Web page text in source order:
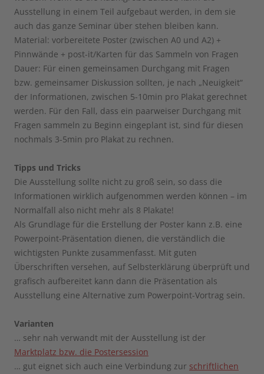
Ausstellung in einem Teil aufgebaut werden, in dem sie
auch das ganze Seminar über stehen bleiben kann.
Material: vorbereitete Poster (zwischen A0 und A2) +
Pinnwände + post-it/Karten für das Sammeln von Fragen
Dauer: Für einen gemeinsamen Durchgang mit Fragen
bzw. gemeinsamer Diskussion sollten, je nach „Neuigkeit“
der Informationen, zwischen 5-10min pro Plakat gerechnet
werden. Für den Fall, dass ein paarweiser Durchgang mit
Fragen sammeln zu Beginn eingeplant ist, sind für diesen
nochmals 3-5min pro Plakat zu rechnen.
Tipps und Tricks
Die Ausstellung sollte nicht zu groß sein, so dass die
Informationen wirklich aufgenommen werden können – im
Normalfall also nicht mehr als 8 Plakate!
Als Grundlage für die Erstellung der Poster kann z.B. eine
Powerpoint-Präsentation dienen, die verständlich die
wichtigsten Punkte zusammenfasst. Mit guten
Überschriften versehen, auf Selbsterklärung überprüft und
grafisch aufbereitet kann dann die Präsentation als
Ausstellung eine Alternative zum Powerpoint-Vortrag sein.
Varianten
… sehr nah verwandt mit der Ausstellung ist der
Marktplatz bzw. die Postersession
… gut eignet sich auch eine Verbindung zur schriftlichen